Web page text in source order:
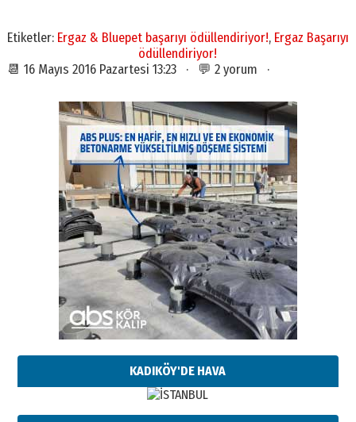
Etiketler: Ergaz & Bluepet başarıyı ödüllendiriyor!, Ergaz Başarıyı
ödüllendiriyor!
📆 16 Mayıs 2016 Pazartesi 13:23 · 💬 2 yorum ·
KADIKÖY'DE HAVA